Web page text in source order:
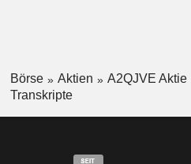
Börse Aktien A2QJVE Aktie
Transkripte